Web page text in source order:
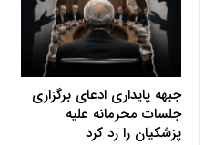
جبهه پایداری ادعای برگزاری
جلسات محرمانه علیه
پزشکیان را رد کرد